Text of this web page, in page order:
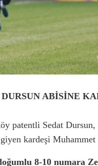
ABİSİNE
patentli Sedat Dursun,
kardeşi
8-10 numara